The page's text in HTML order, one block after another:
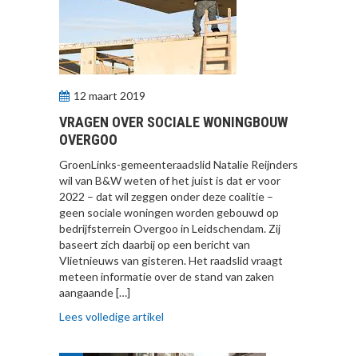
12 maart 2019
VRAGEN OVER SOCIALE WONINGBOUW
OVERGOO
GroenLinks-gemeenteraadslid Natalie Reijnders
wil van B&W weten of het juist is dat er voor
2022 – dat wil zeggen onder deze coalitie –
geen sociale woningen worden gebouwd op
bedrijfsterrein Overgoo in Leidschendam. Zij
baseert zich daarbij op een bericht van
Vlietnieuws van gisteren. Het raadslid vraagt
meteen informatie over de stand van zaken
aangaande […]
Lees volledige artikel